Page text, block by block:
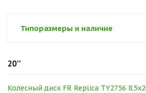
Типоразмеры и наличие
20''
Колесный диск FR Replica TY2756